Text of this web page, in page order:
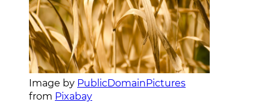
Image by PublicDomainPictures
from Pixabay